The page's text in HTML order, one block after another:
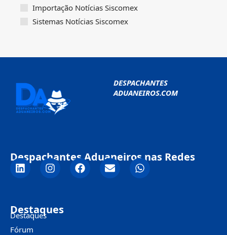
Importação Notícias Siscomex
Sistemas Notícias Siscomex
DESPACHANTES
ADUANEIROS.COM
Despachantes Aduaneiros nas Redes
Destaques
Destaques
Fórum